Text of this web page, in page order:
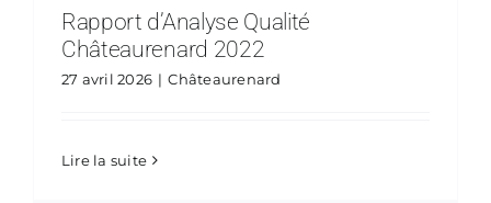
Rapport d’Analyse Qualité
Châteaurenard 2022
27 avril 2026 | Châteaurenard
Lire la suite